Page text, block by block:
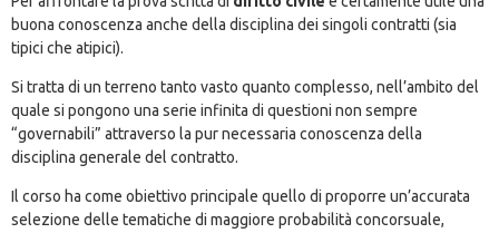
buona conoscenza anche della disciplina dei singoli contratti (sia
tipici che atipici).
Si tratta di un terreno tanto vasto quanto complesso, nell’ambito del
quale si pongono una serie infinita di questioni non sempre
“governabili” attraverso la pur necessaria conoscenza della
disciplina generale del contratto.
Il corso ha come obiettivo principale quello di proporre un’accurata
selezione delle tematiche di maggiore probabilità concorsuale,